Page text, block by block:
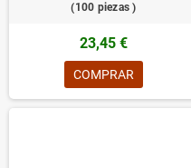
(100 piezas )
23,45 €
COMPRAR